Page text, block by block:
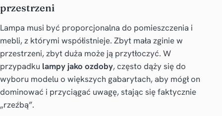
przestrzeni
Lampa musi być proporcjonalna do pomieszczenia i
mebli, z którymi współistnieje. Zbyt mała zginie w
przestrzeni, zbyt duża może ją przytłoczyć. W
przypadku lampy jako ozdoby, często dąży się do
wyboru modelu o większych gabarytach, aby mógł on
dominować i przyciągać uwagę, stając się faktycznie
„rzeźbą”.